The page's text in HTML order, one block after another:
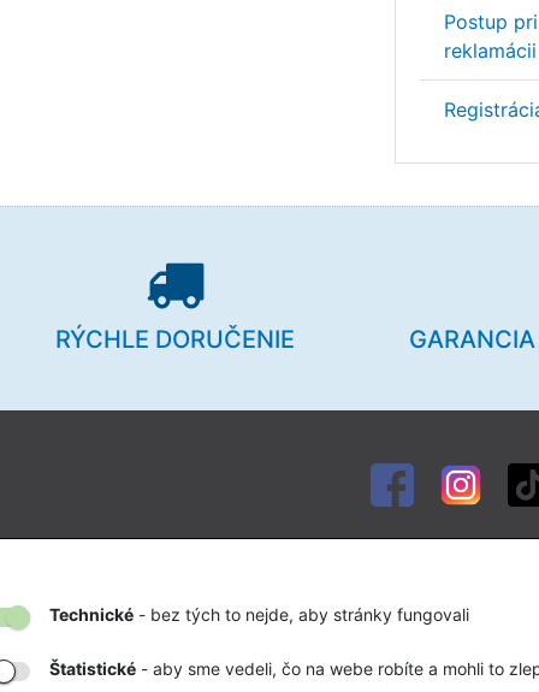
Technické - bez tých to nejde, aby stránky fungovali
Štatistické - aby sme vedeli, čo na webe robíte a mohli to
Postup
reklamácii
RÝCHLE DORUČENIE
na mieru
Partnerstvá a spolupráca
Diagnostika